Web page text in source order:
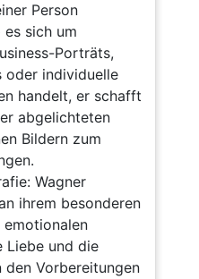
Person
es sich um
Porträts,
oder individuelle
handelt, er schafft
abgelichteten
Bildern zum
Wagner
ihrem besonderen
Liebe und die
den Vorbereitungen